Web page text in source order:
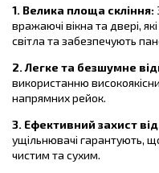
1. Велика площа скління:
вражаючі вікна та двері,
світла та забезпечують
2. Легке та безшумне
використанню
напрямних рейок.
3. Ефективний захист
ущільнювачі гарантують,
чистим та сухим.